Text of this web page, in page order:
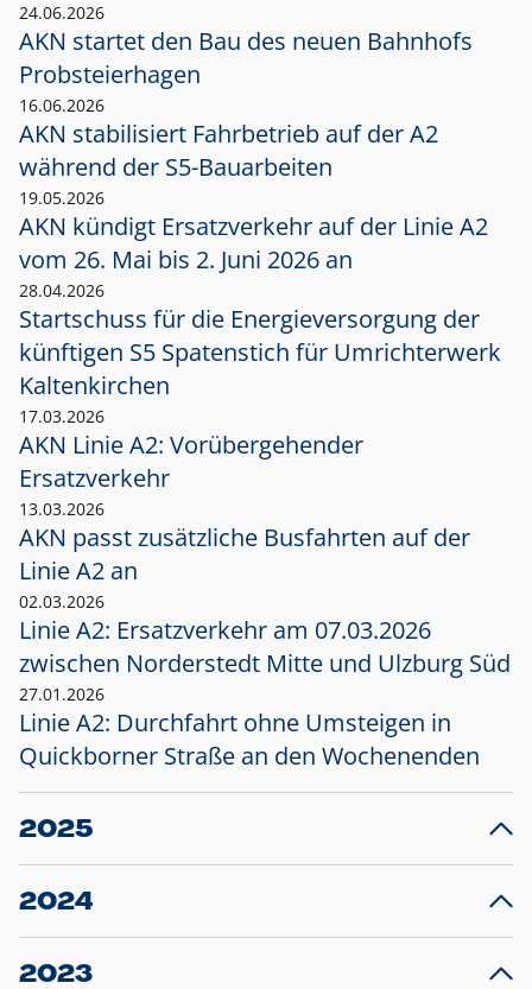
24.06.2026
AKN startet den Bau des neuen Bahnhofs
Probsteierhagen
16.06.2026
AKN stabilisiert Fahrbetrieb auf der A2
während der S5-Bauarbeiten
19.05.2026
AKN kündigt Ersatzverkehr auf der Linie A2
vom 26. Mai bis 2. Juni 2026 an
28.04.2026
Startschuss für die Energieversorgung der
künftigen S5 Spatenstich für Umrichterwerk
Kaltenkirchen
17.03.2026
AKN Linie A2: Vorübergehender
Ersatzverkehr
13.03.2026
AKN passt zusätzliche Busfahrten auf der
Linie A2 an
02.03.2026
Linie A2: Ersatzverkehr am 07.03.2026
zwischen Norderstedt Mitte und Ulzburg Süd
27.01.2026
Linie A2: Durchfahrt ohne Umsteigen in
Quickborner Straße an den Wochenenden
2025
23.12.2025
Projekt S5: Start der Bauarbeiten am
2024
10.12.2024
Großprojekt S5: Sperrung der Bahnstraße in
2023